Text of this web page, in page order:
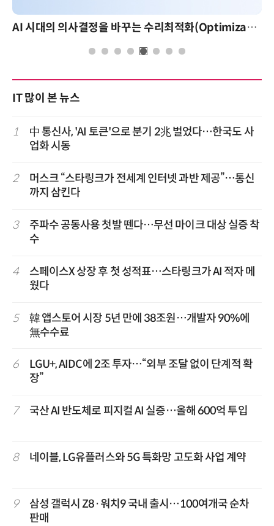
AI 시대의 의사결정을 바꾸는 수리최적화(Optimization): 실제 산업 적용 사례와 활용 전략
IT 많이 본 뉴스
1
中 통신사, 'AI 토큰'으로 분기 2兆 벌었다…한국도 사
업화 시동
2
머스크 “스타링크가 전세계 인터넷 과반 제공”…통신
까지 삼킨다
3
주파수 공동사용 첫발 뗀다…무선 마이크 대상 실증 착
수
4
스페이스X 상장 후 첫 성적표…스타링크가 AI 적자 메
웠다
5
韓 앱스토어 시장 5년 만에 38조원…개발자 90%에
無수수료
6
LGU+, AIDC에 2조 투자…“외부 조달 없이 단계적 확
장”
7 국산 AI 반도체로 피지컬 AI 실증…올해 600억 투입
8 네이블, LG유플러스와 5G 특화망 고도화 사업 계약
9
삼성 갤럭시 Z8·워치9 국내 출시…100여개국 순차
판매